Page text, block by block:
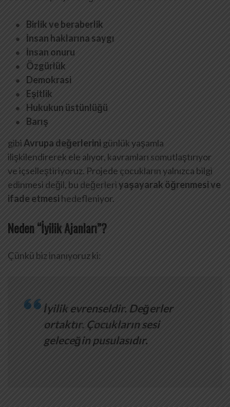
Birlik ve beraberlik
İnsan haklarına saygı
İnsan onuru
Özgürlük
Demokrasi
Eşitlik
Hukukun üstünlüğü
Barış
gibi Avrupa değerlerini günlük yaşamla
ilişkilendirerek ele alıyor, kavramları somutlaştırıyor
ve içselleştiriyoruz. Projede çocukların yalnızca bilgi
edinmesi değil, bu değerleriyaşayarak öğrenmesi ve
ifade etmesi hedefleniyor.
Neden “İyilik Ajanları”?
Çünkü biz inanıyoruz ki:
İyilik evrenseldir. Değerler
ortaktır. Çocukların sesi
geleceğin pusulasıdır.